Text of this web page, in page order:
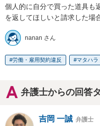
個人的に自分で買った道具も
を返してほしいと請求した場
nanan さん
労働・雇用契約違反 マタハラ
弁護士からの回答
吉岡 一誠 弁護士